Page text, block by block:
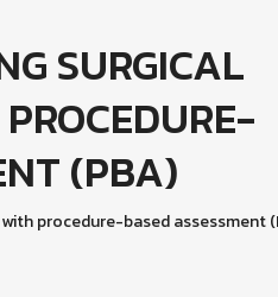
SURGICAL
(PBA)
procedure-based assessment